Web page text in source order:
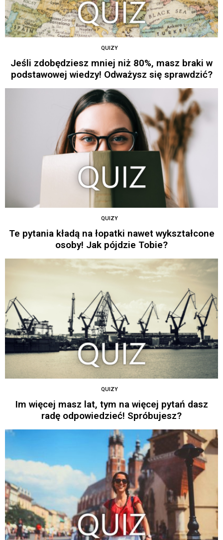
QUIZY
Jeśli zdobędziesz mniej niż 80%, masz braki w
podstawowej wiedzy! Odważysz się sprawdzić?
QUIZY
Te pytania kładą na łopatki nawet wykształcone
osoby! Jak pójdzie Tobie?
QUIZY
Im więcej masz lat, tym na więcej pytań dasz
radę odpowiedzieć! Spróbujesz?